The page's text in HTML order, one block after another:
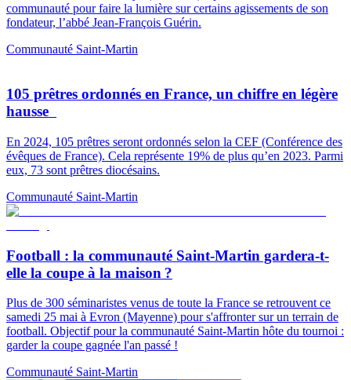
communauté pour faire la lumière sur certains agissements de son
fondateur, l’abbé Jean-François Guérin.
Communauté Saint-Martin
105 prêtres ordonnés en France, un chiffre en légère
hausse
En 2024, 105 prêtres seront ordonnés selon la CEF (Conférence des
évêques de France). Cela représente 19% de plus qu’en 2023. Parmi
eux, 73 sont prêtres diocésains.
Communauté Saint-Martin
Football : la communauté Saint-Martin gardera-t-
elle la coupe à la maison ?
Plus de 300 séminaristes venus de toute la France se retrouvent ce
samedi 25 mai à Evron (Mayenne) pour s'affronter sur un terrain de
football. Objectif pour la communauté Saint-Martin hôte du tournoi :
garder la coupe gagnée l'an passé !
Communauté Saint-Martin